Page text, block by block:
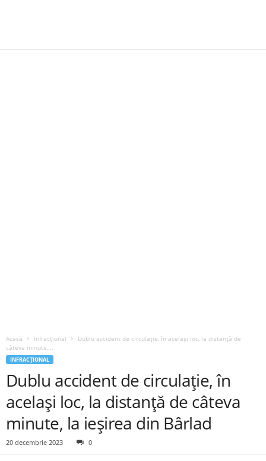
Acasă Infracțional
Dublu accident de circulație, în același loc, la distanță de
câteva minute,...
INFRACȚIONAL
Dublu accident de circulație, în
același loc, la distanță de câteva
minute, la ieșirea din Bârlad
20 decembrie 2023 0